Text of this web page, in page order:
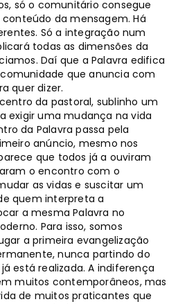
só o comunitário consegue
da mensagem. Há
Só a integração num
todas as dimensões da
Daí que a Palavra edifica
que anuncia com
quer dizer.
da pastoral, sublinho um
exigir uma mudança na vida
da Palavra passa pela
anúncio, mesmo nos
que todos já a ouviram
o encontro com o
as vidas e suscitar um
quem interpreta a
a mesma Palavra no
Para isso, somos
a primeira evangelização
nunca partindo do
está realizada. A indiferença
muitos contemporâneos, mas
de muitos praticantes que